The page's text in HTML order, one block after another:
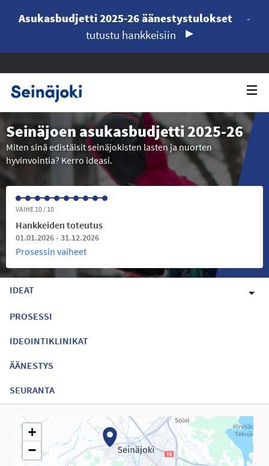
Asukasbudjetti 2025-26 äänestystulokset
-
tutustu hankkeisiin
Seinäjoen asukasbudjetti 2025-26
Miten sinä edistäisit seinäjokisten lasten ja nuorten
hyvinvointia? Kerro ideasi.
VAIHE 10 / 10
Hankkeiden toteutus
01.01.2026 - 31.12.2026
Prosessin vaiheet
IDEAT
PROSESSI
IDEOINTIKLINIKAT
ÄÄNESTYS
SEURANTA
Seuraavassa elementissä on kartta, joka esittää tämän
+
−